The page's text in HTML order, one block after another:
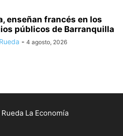
enseñan francés en los
públicos de Barranquilla
- 4 agosto, 2026